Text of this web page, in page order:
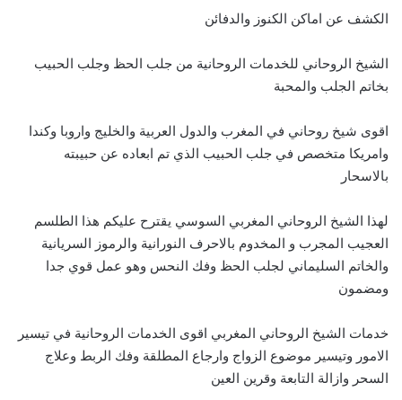
الكشف عن اماكن الكنوز والدفائن
الشيخ الروحاني للخدمات الروحانية من جلب الحظ وجلب الحبيب
بخاتم الجلب والمحبة
اقوى شيخ روحاني في المغرب والدول العربية والخليج واروبا وكندا
وامريكا متخصص في جلب الحبيب الذي تم ابعاده عن حبيبته
بالاسحار
لهذا الشيخ الروحاني المغربي السوسي يقترح عليكم هذا الطلسم
العجيب المجرب و المخدوم بالاحرف النورانية والرموز السريانية
والخاتم السليماني لجلب الحظ وفك النحس وهو عمل قوي جدا
ومضمون
خدمات الشيخ الروحاني المغربي اقوى الخدمات الروحانية في تيسير
الامور وتيسير موضوع الزواج وارجاع المطلقة وفك الربط وعلاج
السحر وازالة التابعة وقرين العين